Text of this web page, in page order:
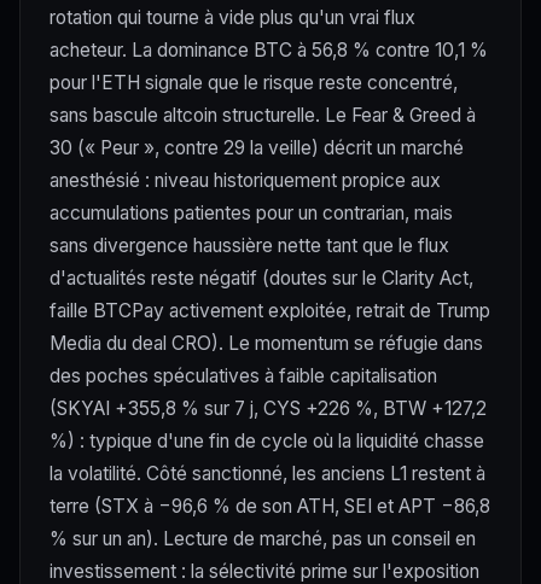
rotation qui tourne à vide plus qu'un vrai flux
acheteur. La dominance BTC à 56,8 % contre 10,1 %
pour l'ETH signale que le risque reste concentré,
sans bascule altcoin structurelle. Le Fear & Greed à
30 (« Peur », contre 29 la veille) décrit un marché
anesthésié : niveau historiquement propice aux
accumulations patientes pour un contrarian, mais
sans divergence haussière nette tant que le flux
d'actualités reste négatif (doutes sur le Clarity Act,
faille BTCPay activement exploitée, retrait de Trump
Media du deal CRO). Le momentum se réfugie dans
des poches spéculatives à faible capitalisation
(SKYAI +355,8 % sur 7 j, CYS +226 %, BTW +127,2
%) : typique d'une fin de cycle où la liquidité chasse
la volatilité. Côté sanctionné, les anciens L1 restent à
terre (STX à −96,6 % de son ATH, SEI et APT −86,8
% sur un an). Lecture de marché, pas un conseil en
investissement : la sélectivité prime sur l'exposition